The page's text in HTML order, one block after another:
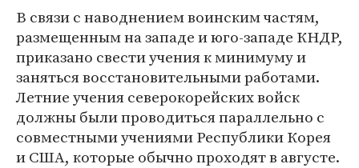
В связи с наводнением воинским частям,
размещенным на западе и юго-западе КНДР,
приказано свести учения к минимуму и
заняться восстановительными работами.
Летние учения северокорейских войск
должны были проводиться параллельно с
совместными учениями Республики Корея
и США, которые обычно проходят в августе.